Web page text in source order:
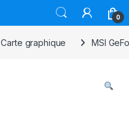
0
Carte graphique MSI